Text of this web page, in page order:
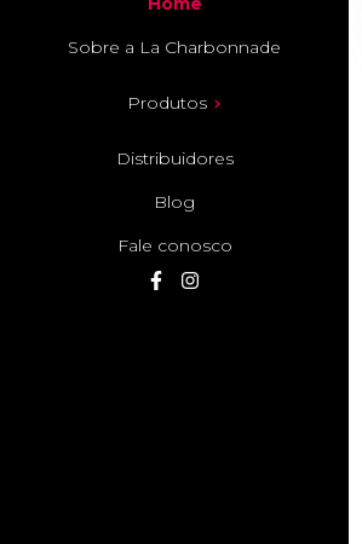
Sobre a La Charbonnade
Produtos
Distribuidores
Blog
Fale conosco